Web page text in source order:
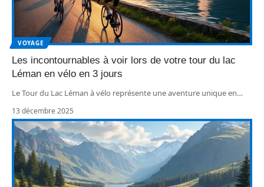
VOYAGE
Les incontournables à voir lors de votre tour du lac
Léman en vélo en 3 jours
Le Tour du Lac Léman à vélo représente une aventure unique en…
13 décembre 2025